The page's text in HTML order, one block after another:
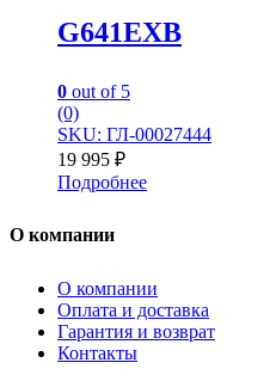
G641EXB
0 out of 5
(0)
SKU: ГЛ-00027444
19 995 ₽
Подробнее
О компании
О компании
Оплата и доставка
Гарантия и возврат
Контакты